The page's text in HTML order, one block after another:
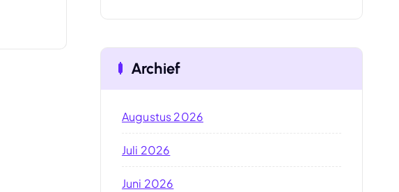
Archief
Augustus 2026
Juli 2026
Juni 2026